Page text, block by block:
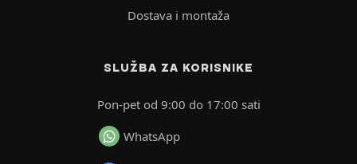
Dostava i montaža
SLUŽBA ZA KORISNIKE
Pon-pet od 9:00 do 17:00 sati
WhatsApp